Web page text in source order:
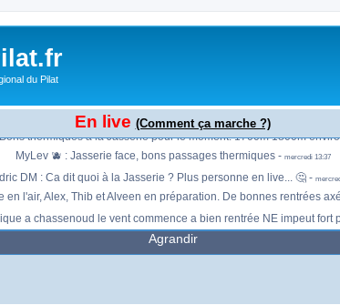
du Pilat
En live (Comment ça marche ?)
Quelques barbules mai c'est autant dû à l'humidité à
Jonathan : Reposé en haut à l'auberge - mercredi 12:00
thermiques à la Jasserie pour le moment. 1700m 1800m
MyLev 🫐 : Jasserie face, bons passages thermiques - mercredi 13:37
DM : Ca dit quoi à la Jasserie ? Plus personne en live... 🤔 -
en l'air, Alex, Thib et Alveen en préparation. De bonnes rentrées
a chassenoud le vent commence a bien rentrée NE impeut fort
Agrandir